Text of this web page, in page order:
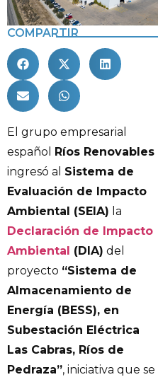
COMPARTIR
El grupo empresarial
español
Ríos Renovables
ingresó al Sistema de
Evaluación de Impacto
Ambiental (SEIA) la
Declaración de Impacto
Ambiental
(DIA) del
proyecto “Sistema de
Almacenamiento de
Energía (BESS), en
Subestación Eléctrica
Las Cabras, Ríos de
Pedraza”, iniciativa que se